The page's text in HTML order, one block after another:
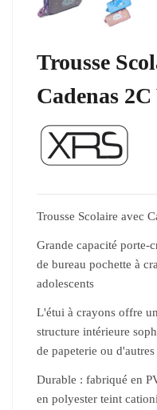
Trousse
Cadenas
Trousse Scolaire avec
Grande capacité porte-
de bureau pochette à
adolescents
L'étui à crayons offre
structure intérieure
de papeterie ou
Durable : fabriqué en
en polyester teint